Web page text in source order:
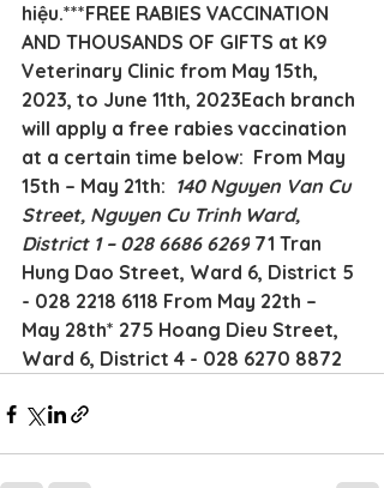
hiệu.***FREE RABIES VACCINATION
AND THOUSANDS OF GIFTS at K9
Veterinary Clinic from May 15th,
2023, to June 11th, 2023Each branch
will apply a free rabies vaccination
at a certain time below:  From May
15th – May 21th: 140 Nguyen Van Cu
Street, Nguyen Cu Trinh Ward,
District 1 – 028 6686 6269 71 Tran
Hung Dao Street, Ward 6, District 5
- 028 2218 6118 From May 22th –
May 28th* 275 Hoang Dieu Street,
Ward 6, District 4 - 028 6270 8872